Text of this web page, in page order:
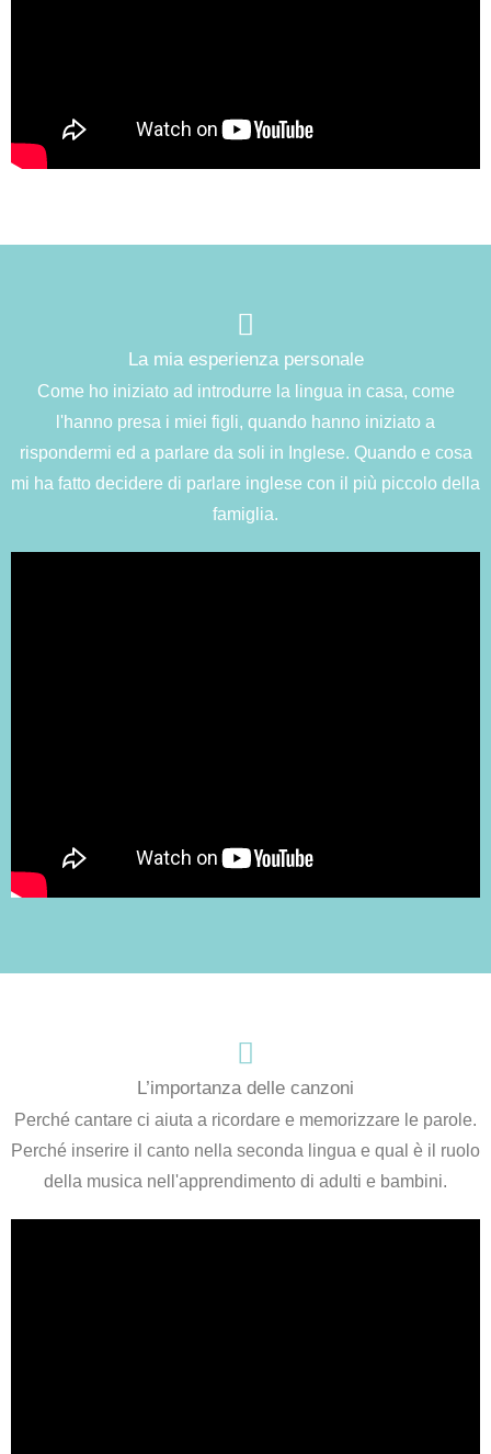
La mia esperienza personale
Come ho iniziato ad introdurre la lingua in casa, come
l'hanno presa i miei figli, quando hanno iniziato a
rispondermi ed a parlare da soli in Inglese. Quando e cosa
mi ha fatto decidere di parlare inglese con il più piccolo della
famiglia.
​L’importanza delle canzoni
Perché cantare ci aiuta a ricordare e memorizzare le parole.
Perché inserire il canto nella seconda lingua e qual è il ruolo
della musica nell'apprendimento di adulti e bambini.